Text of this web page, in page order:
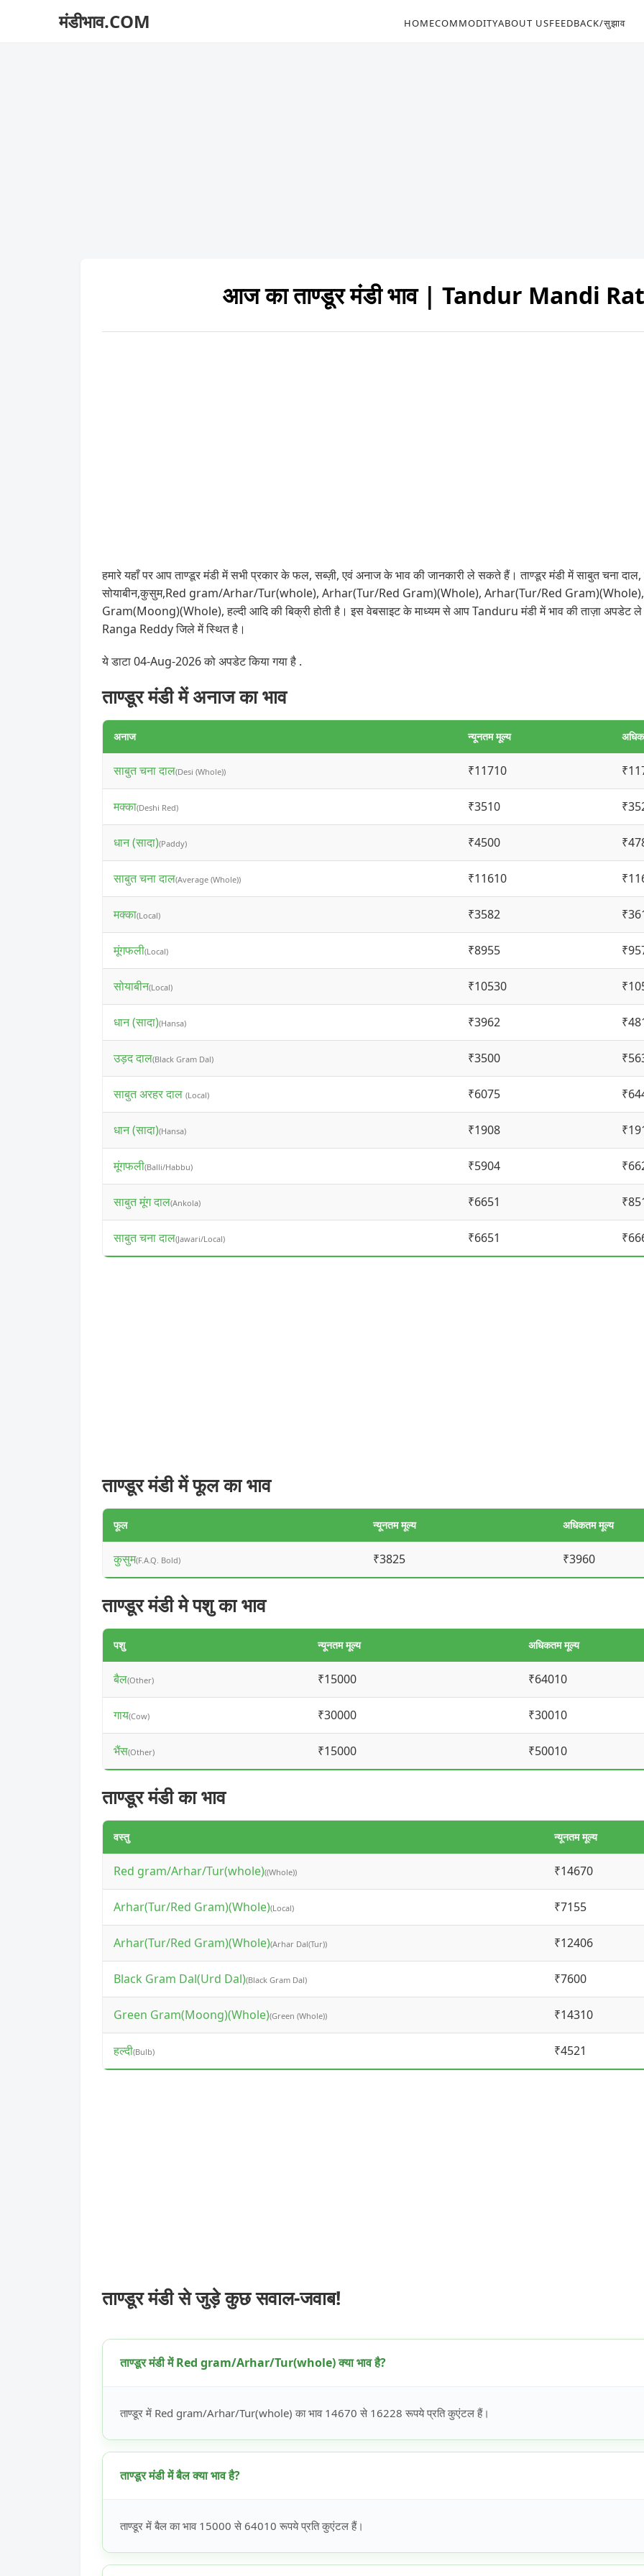
मंडीभाव.COM HOMECOMMODITYABOUT USFEEDBACK/सुझाव
आज का ताण्डूर मंडी भाव | Tandur Mandi
हमारे यहाँ पर आप ताण्डूर मंडी में सभी प्रकार के फल, सब्ज़ी, एवं अनाज के भाव की जानकारी ले सकते हैं। ताण्डूर मंडी में साबुत चना
सोयाबीन,कुसुम,Red gram/Arhar/Tur(whole), Arhar(Tur/Red Gram)(Whole), Arhar(Tur/Red
Gram(Moong)(Whole), हल्दी आदि की बिक्री होती है। इस वेबसाइट के माध्यम से आप Tanduru मंडी में भाव की ताज़ा
Ranga Reddy जिले में स्थित है।
ये डाटा 04-Aug-2026 को अपडेट किया गया है .
ताण्डूर मंडी में अनाज का भाव
अनाज न्यूनतम मूल्य
साबुत चना दाल(Desi (Whole)) ₹11710
मक्का(Deshi Red) ₹3510
धान (सादा)(Paddy) ₹4500
साबुत चना दाल(Average (Whole)) ₹11610
मक्का(Local) ₹3582
मूंगफली(Local) ₹8955
सोयाबीन(Local) ₹10530
धान (सादा)(Hansa) ₹3962
उड़द दाल(Black Gram Dal) ₹3500
साबुत अरहर दाल (Local) ₹6075
धान (सादा)(Hansa) ₹1908
मूंगफली(Balli/Habbu) ₹5904
साबुत मूंग दाल(Ankola) ₹6651
साबुत चना दाल(Jawari/Local) ₹6651
ताण्डूर मंडी में फूल का भाव
फूल न्यूनतम मूल्य अधिकतम मूल्य
कुसुम(F.A.Q. Bold) ₹3825 ₹3960
ताण्डूर मंडी मे पशु का भाव
पशु न्यूनतम मूल्य अधिकतम मूल्य
बैल(Other) ₹15000 ₹64010
गाय(Cow) ₹30000 ₹30010
भैंस(Other) ₹15000 ₹50010
ताण्डूर मंडी का भाव
वस्तु न्यूनतम मूल्य
Red gram/Arhar/Tur(whole)((Whole)) ₹14670
Arhar(Tur/Red Gram)(Whole)(Local) ₹7155
Arhar(Tur/Red Gram)(Whole)(Arhar Dal(Tur)) ₹12406
Black Gram Dal(Urd Dal)(Black Gram Dal) ₹7600
Green Gram(Moong)(Whole)(Green (Whole)) ₹14310
हल्दी(Bulb) ₹4521
ताण्डूर मंडी से जुड़े कुछ सवाल-जवाब!
ताण्डूर मंडी में Red gram/Arhar/Tur(whole) क्या भाव है?
ताण्डूर में Red gram/Arhar/Tur(whole) का भाव 14670 से 16228 रूपये प्रति कुएंटल हैं।
ताण्डूर मंडी में बैल क्या भाव है?
ताण्डूर में बैल का भाव 15000 से 64010 रूपये प्रति कुएंटल हैं।